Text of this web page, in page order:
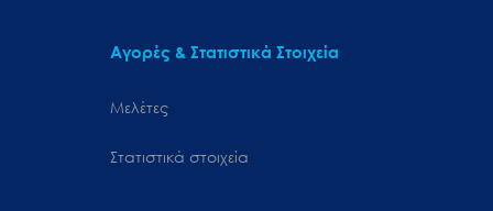
Αγορές & Στατιστικά Στοιχεία
Μελέτες
Στατιστικά στοιχεία